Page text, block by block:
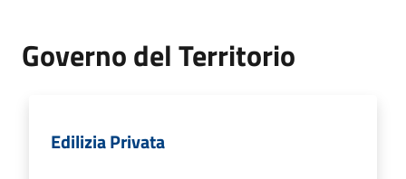
Governo del Territorio
Edilizia Privata